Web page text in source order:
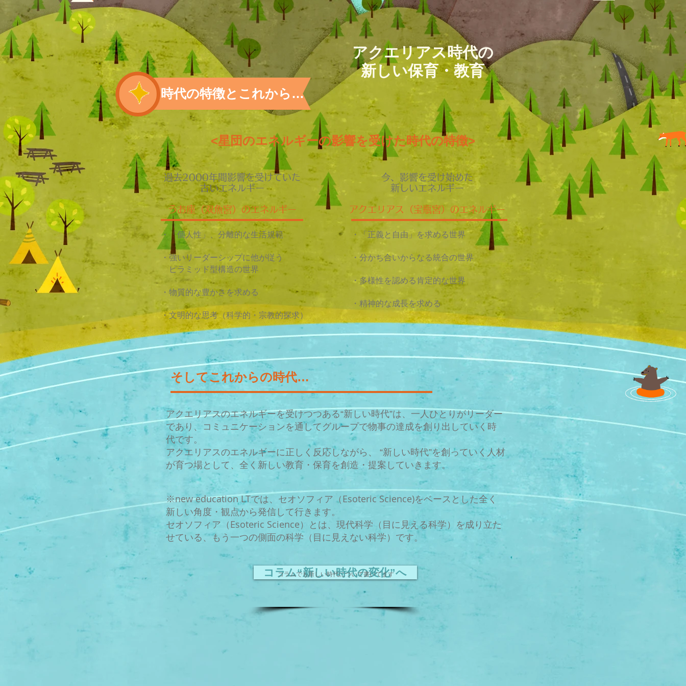
アクエリアス時代の
新しい保育・ 教育
<星団のエネルギーの影響を受けた時代の特徴>
過去2000年間影響を受けていた
古いエネルギー
うお座（双魚宮） のエネルギー
・「個人性」、分離的な生活規範
・強いリーダーシップに他が従う
ピラミッド型構造の世界
・物質的な豊かさを求める
・文明的な思考（科学的・宗教的探求）
今、影響を受け始めた
新しいエネルギー
アクエリアス（宝瓶宮） のエネルギー
・「正義と自由」を求める世界
・分かち合いからなる統合の世界
・多様性を認める肯定的な世界
・精神的な成長を求める
そしてこれからの時代…
アクエリアスのエネルギーを受けつつある“新しい時代”は、一人ひとりがリーダー
であり、コミュニケーションを通してグループで物事の達成を創り出していく時
代です。
アクエリアスのエネルギーに正しく反応しながら、 “新しい時代”を創っていく人材
が育つ場として、全く新しい教育・保育を創造・提案していきます。
※new education LTでは、セオソフィア（Esoteric Science)をベースとした全く
新しい角度・観点から発信して行きます。
セオソフィア（Esoteric Science）とは、現代科学（目に見える科学）を成り立た
せている、もう一つの側面の科学（目に見えない科学）です。
コラム“新しい時代の変化”へ
コラムでも新しい時代について書いてます
時代の特徴とこれから…